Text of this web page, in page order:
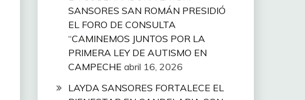
SANSORES SAN ROMÁN PRESIDIÓ
EL FORO DE CONSULTA
“CAMINEMOS JUNTOS POR LA
PRIMERA LEY DE AUTISMO EN
CAMPECHE abril 16, 2026
LAYDA SANSORES FORTALECE EL